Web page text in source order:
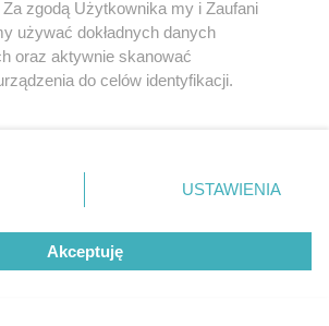
w serwisie nie może być powielany i
dalej rozpowszechniany w jakikolwiek sposób (w
lub mechaniczny) na jakimkolwiek polu
formie, włącznie z umieszczaniem w
Za zgodą Użytkownika my i Zaufani
używać dokładnych danych
oraz aktywnie skanować
do celów identyfikacji.
przycisk ustawień prywatności
dolnym rogu strony
danych nie wymagają zgody
prawo sprzeciwić się takiemu
będą miały zastosowanie tylko
USTAWIENIA
Akceptuję